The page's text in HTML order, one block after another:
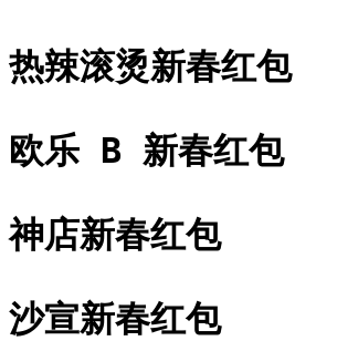
热辣滚烫新春红包
欧乐 B 新春红包
神店新春红包
沙宣新春红包